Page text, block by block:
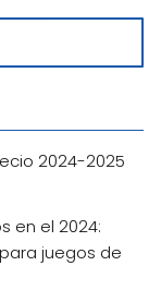
2024-2025
en el 2024:
juegos de